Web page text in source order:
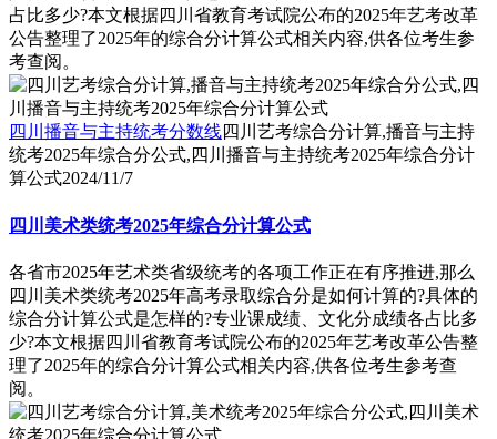
占比多少?本文根据四川省教育考试院公布的2025年艺考改革
公告整理了2025年的综合分计算公式相关内容,供各位考生参
考查阅。
四川播音与主持统考分数线四川艺考综合分计算,播音与主持
统考2025年综合分公式,四川播音与主持统考2025年综合分计
算公式2024/11/7
四川美术类统考2025年综合分计算公式
各省市2025年艺术类省级统考的各项工作正在有序推进,那么
四川美术类统考2025年高考录取综合分是如何计算的?具体的
综合分计算公式是怎样的?专业课成绩、文化分成绩各占比多
少?本文根据四川省教育考试院公布的2025年艺考改革公告整
理了2025年的综合分计算公式相关内容,供各位考生参考查
阅。